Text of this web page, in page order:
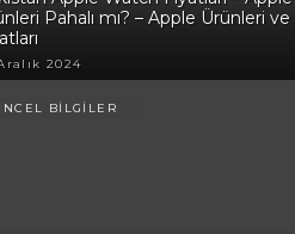
Pahalı mı? – Apple Ürünleri ve
2024
BİLGİLER